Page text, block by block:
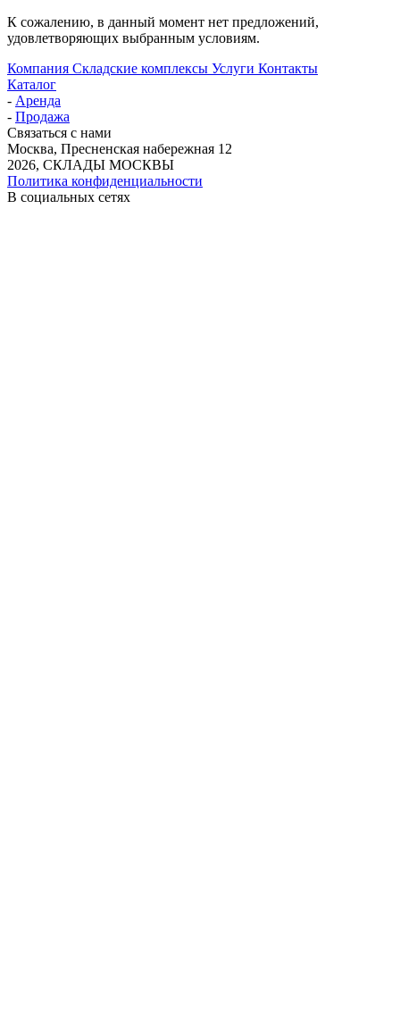
К сожалению, в данный момент нет предложений,
удовлетворяющих выбранным условиям.
Компания Складские комплексы Услуги Контакты
Каталог
- Аренда
- Продажа
Связаться с нами
Москва, Пресненская набережная 12
2026, СКЛАДЫ МОСКВЫ
Политика конфиденциальности
В социальных сетях